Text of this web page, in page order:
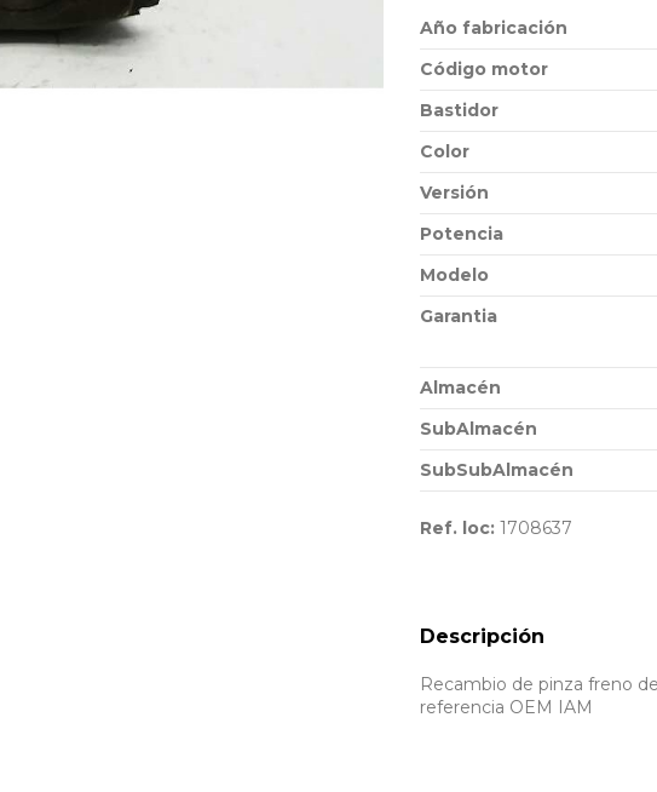
Año fabricación
Código motor
Bastidor
Color
Versión
Potencia
Modelo
Garantia
Almacén
SubAlmacén
SubSubAlmacén
Ref. loc: 1708637
Descripción
Recambio de pinza freno
referencia OEM IAM